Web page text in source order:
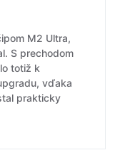
M2 Ultra,
S prechodom
totiž k
vďaka
prakticky